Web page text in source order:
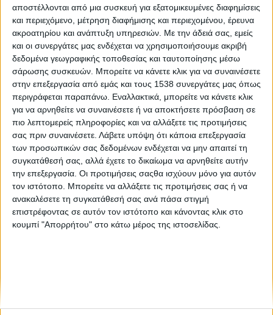
αποστέλλονται από μια συσκευή για εξατομικευμένες διαφημίσεις
και περιεχόμενο, μέτρηση διαφήμισης και περιεχομένου, έρευνα
ακροατηρίου και ανάπτυξη υπηρεσιών. Με την άδειά σας, εμείς
και οι συνεργάτες μας ενδέχεται να χρησιμοποιήσουμε ακριβή
δεδομένα γεωγραφικής τοποθεσίας και ταυτοποίησης μέσω
σάρωσης συσκευών. Μπορείτε να κάνετε κλικ για να συναινέσετε
στην επεξεργασία από εμάς και τους 1538 συνεργάτες μας όπως
περιγράφεται παραπάνω. Εναλλακτικά, μπορείτε να κάνετε κλικ
για να αρνηθείτε να συναινέσετε ή να αποκτήσετε πρόσβαση σε
πιο λεπτομερείς πληροφορίες και να αλλάξετε τις προτιμήσεις
σας πριν συναινέσετε. Λάβετε υπόψη ότι κάποια επεξεργασία
των προσωπικών σας δεδομένων ενδέχεται να μην απαιτεί τη
συγκατάθεσή σας, αλλά έχετε το δικαίωμα να αρνηθείτε αυτήν
την επεξεργασία. Οι προτιμήσεις σαςθα ισχύουν μόνο για αυτόν
τον ιστότοπο. Μπορείτε να αλλάξετε τις προτιμήσεις σας ή να
ανακαλέσετε τη συγκατάθεσή σας ανά πάσα στιγμή
επιστρέφοντας σε αυτόν τον ιστότοπο και κάνοντας κλικ στο
κουμπί "Απορρήτου" στο κάτω μέρος της ιστοσελίδας.
Η εκτέλεση των 17 βοσκών στην Πάρνηθα
Μνήμη των δεκαεπτά εκτελεσθέντων βοσκών της
Πάρνηθας το 1944
None feed